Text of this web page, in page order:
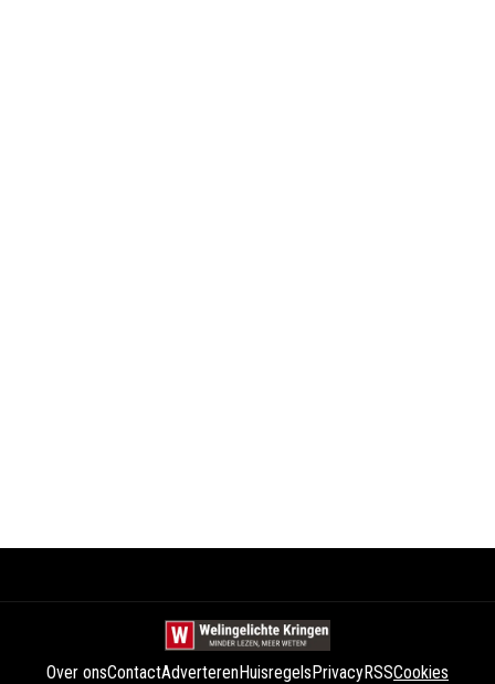
Over onsContactAdverterenHuisregelsPrivacyRSSCookies